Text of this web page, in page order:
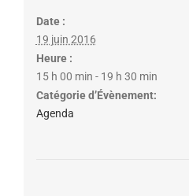
Date :
19 juin 2016
Heure :
15 h 00 min - 19 h 30 min
Catégorie d’Évènement:
Agenda